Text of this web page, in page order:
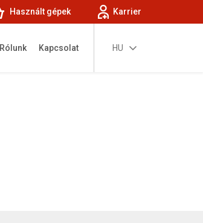
Használt gépek Karrier
HU
Rólunk Kapcsolat